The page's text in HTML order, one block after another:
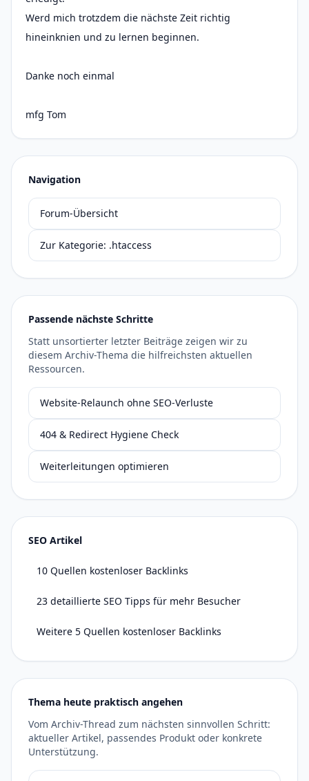
Werd mich trotzdem die nächste Zeit richtig
hineinknien und zu lernen beginnen.
Danke noch einmal
mfg Tom
Navigation
Forum-Übersicht
Zur Kategorie: .htaccess
Passende nächste Schritte
Statt unsortierter letzter Beiträge zeigen wir zu
diesem Archiv-Thema die hilfreichsten aktuellen
Ressourcen.
Website-Relaunch ohne SEO-Verluste
404 & Redirect Hygiene Check
Weiterleitungen optimieren
SEO Artikel
10 Quellen kostenloser Backlinks
23 detaillierte SEO Tipps für mehr Besucher
Weitere 5 Quellen kostenloser Backlinks
Thema heute praktisch angehen
Vom Archiv-Thread zum nächsten sinnvollen Schritt:
aktueller Artikel, passendes Produkt oder konkrete
Unterstützung.